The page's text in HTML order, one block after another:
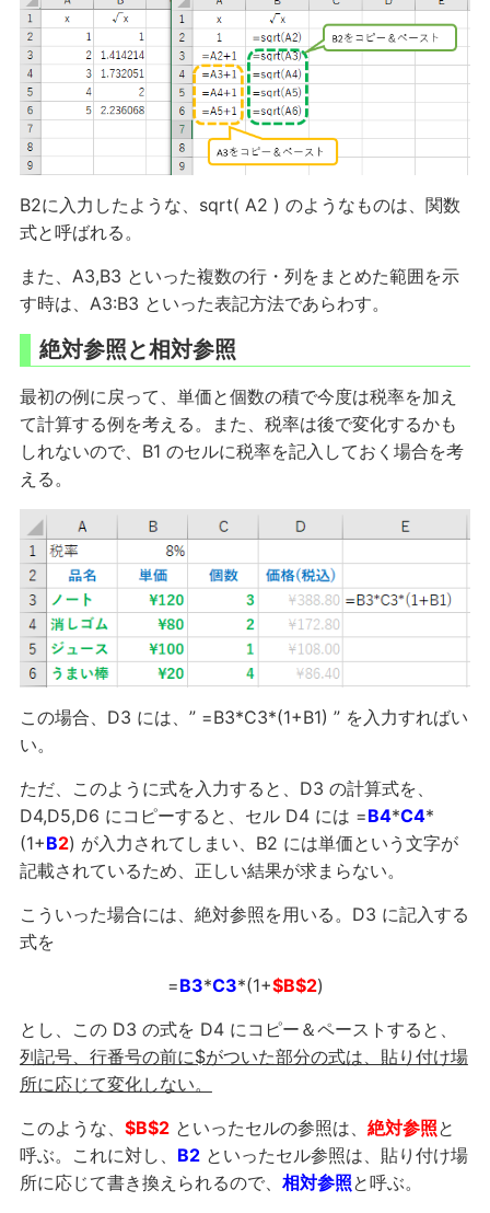
B2に入力したような、sqrt( A2 ) のようなものは、関数
式と呼ばれる。
また、A3,B3 といった複数の行・列をまとめた範囲を示
す時は、A3:B3 といった表記方法であらわす。
絶対参照と相対参照
最初の例に戻って、単価と個数の積で今度は税率を加え
て計算する例を考える。また、税率は後で変化するかも
しれないので、B1 のセルに税率を記入しておく場合を考
える。
この場合、D3 には、” =B3*C3*(1+B1) ” を入力すればい
い。
ただ、このように式を入力すると、D3 の計算式を、
D4,D5,D6 にコピーすると、セル D4 には =B4*C4*
(1+B2) が入力されてしまい、B2 には単価という文字が
記載されているため、正しい結果が求まらない。
こういった場合には、絶対参照を用いる。D3 に記入する
式を
=B3*C3*(1+$B$2)
とし、この D3 の式を D4 にコピー＆ペーストすると、
列記号、行番号の前に$がついた部分の式は、貼り付け場
所に応じて変化しない。
このような、 $B$2といったセルの参照は、 絶対参照と
呼ぶ。これに対し、 B2といったセル参照は、貼り付け場
所に応じて書き換えられるので、 相対参照と呼ぶ。